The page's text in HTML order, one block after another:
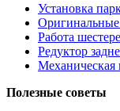
Установка
Оригинальные
Работа
Редуктор
Механическая
Полезные советы